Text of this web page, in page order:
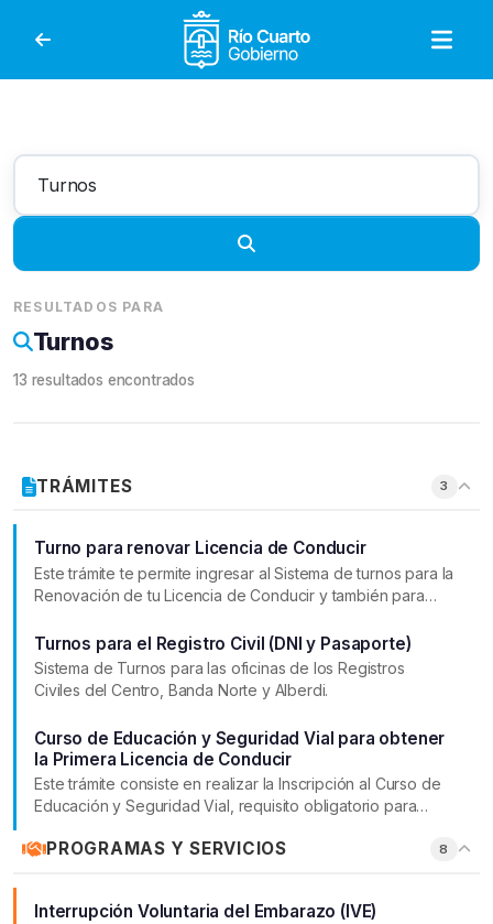
Gobierno de Río
RESULTADOS PARA
Turnos
13 resultados encontrados
TRÁMITES 3
Turno para renovar Licencia de Conducir
Este trámite te permite ingresar al Sistema de turnos para la
Renovación de tu Licencia de Conducir y también para
en condiciones de obtener su primera licencia.
Turnos para el Registro Civil (DNI y Pasaporte)
Sistema de Turnos para las oficinas de los Registros
Civiles del Centro, Banda Norte y Alberdi.
Curso de Educación y Seguridad Vial para obtener
la Primera Licencia de Conducir
Este trámite consiste en realizar la Inscripción al Curso de
Educación y Seguridad Vial, requisito obligatorio para
PROGRAMAS Y SERVICIOS 8
Interrupción Voluntaria del Embarazo (IVE)